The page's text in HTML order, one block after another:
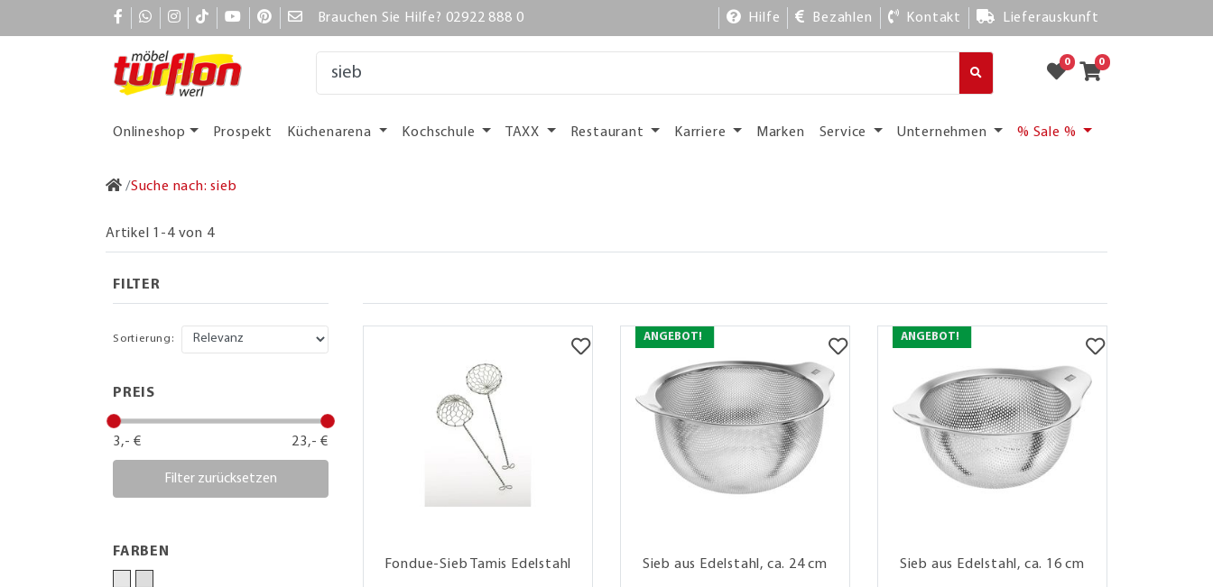
Brauchen Sie Hilfe? 02922 888 0 Hilfe Bezahlen Kontakt Lieferauskunft
0 0
Onlineshop Prospekt Küchenarena Kochschule TAXX Restaurant Karriere Marken Service Unternehmen % Sale %
Suche nach: sieb
Artikel 1-4 von 4
FILTER
Sortierung:
PREIS
3,- € 23,- €
Filter zurücksetzen
FARBEN
Fondue-Sieb Tamis Edelstahl
ANGEBOT!
Sieb aus Edelstahl, ca. 24 cm
ANGEBOT!
Sieb aus Edelstahl, ca. 16 cm